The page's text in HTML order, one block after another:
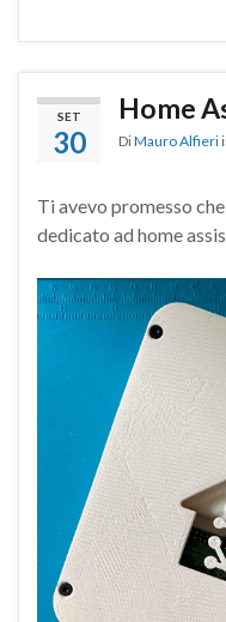
SET
30
Home
DiMauro Alfieri
Ti avevo promesso
dedicato ad home